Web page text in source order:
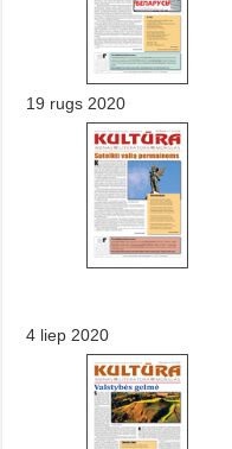
19 rugs 2020
4 liep 2020